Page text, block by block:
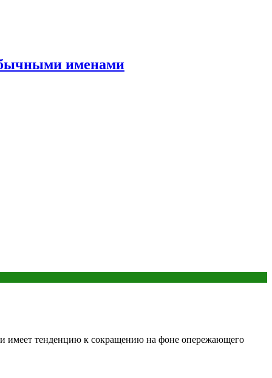
именами
имеет тенденцию к сокращению на фоне опережающего